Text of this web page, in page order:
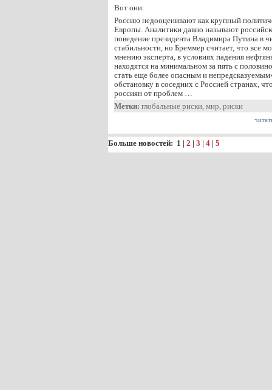
Вот они:
Россию недооценивают как крупный
Европы. Аналитики давно называют
поведение президента Владимира Путина в
стабильности, но Бреммер считает, что все
мнению эксперта, в условиях падения
находятся на минимальном за пять с
стать еще более опасным и
обстановку в соседних с Россией странах,
россиян от проблем …
Метки: глобальные риски, мир, риски
Больше новостей: 1 | 2 | 3 | 4 | 5